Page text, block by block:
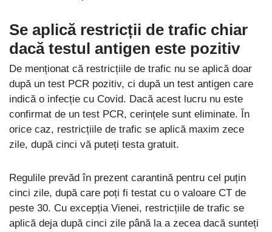
Se aplică restricții de trafic chiar
dacă testul antigen este pozitiv
De menționat că restricțiile de trafic nu se aplică doar
după un test PCR pozitiv, ci după un test antigen care
indică o infecție cu Covid. Dacă acest lucru nu este
confirmat de un test PCR, cerințele sunt eliminate. În
orice caz, restricțiile de trafic se aplică maxim zece
zile, după cinci vă puteți testa gratuit.
Regulile prevăd în prezent carantină pentru cel puțin
cinci zile, după care poți fi testat cu o valoare CT de
peste 30. Cu excepția Vienei, restricțiile de trafic se
aplică deja după cinci zile până la a zecea dacă sunteți